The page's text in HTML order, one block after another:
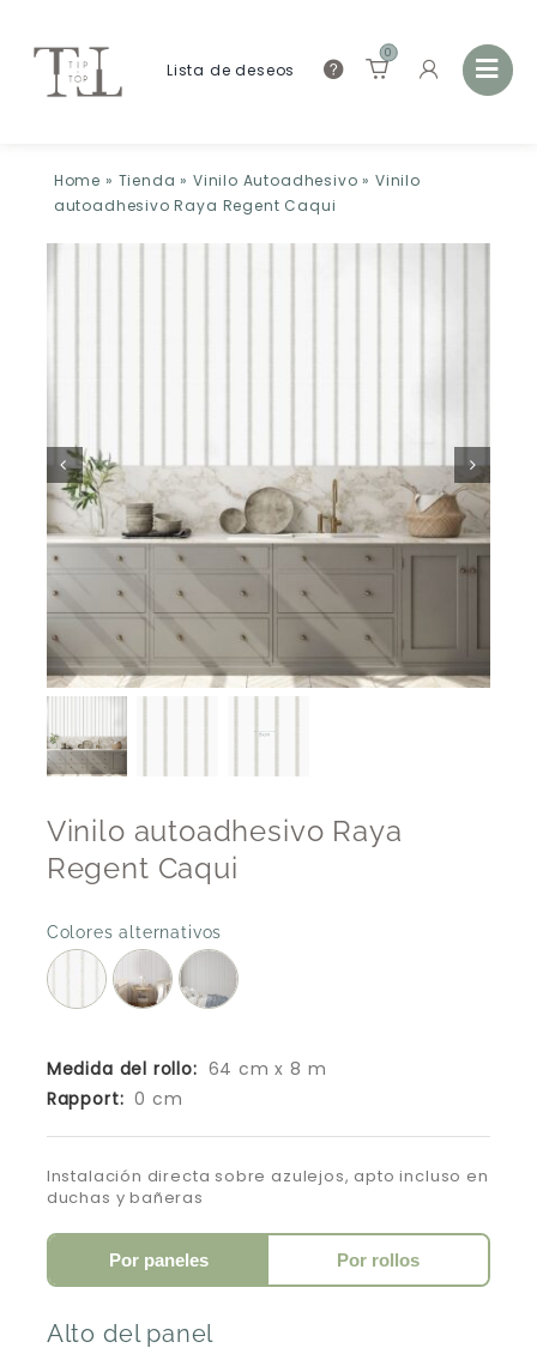
Lista de deseos
0
Home » Tienda » Vinilo Autoadhesivo » Vinilo
autoadhesivo Raya Regent Caqui
Vinilo autoadhesivo Raya
Regent Caqui
Colores alternativos
Medida del rollo: 64 cm x 8 m
Rapport: 0 cm
Instalación directa sobre azulejos, apto incluso en
duchas y bañeras
Por paneles Por rollos
Alto del panel